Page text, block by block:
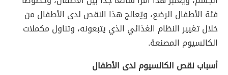
فئة الأطفال الرضع، ويُعالج هذا النقص لدى الأطفال من
خلال تغيير النظام الغذائي الذي يتبعونه، وتناول مكملات
الكالسيوم المصنعة.
أسباب نقص الكالسيوم لدى الأطفال